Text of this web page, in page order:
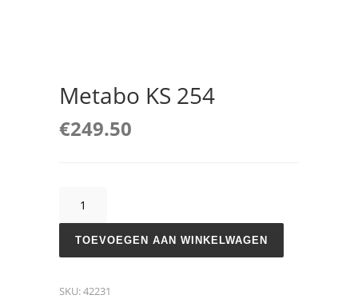
Metabo KS 254
€249.50
254
aantal
TOEVOEGEN AAN WINKELWAGEN
SKU:42231